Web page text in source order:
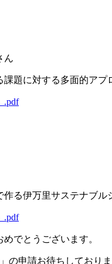
ん
題に対する多面的アプ
.pdf
る伊万里サステナブル
.pdf
でとうございます。
の申請お待ちしておりま